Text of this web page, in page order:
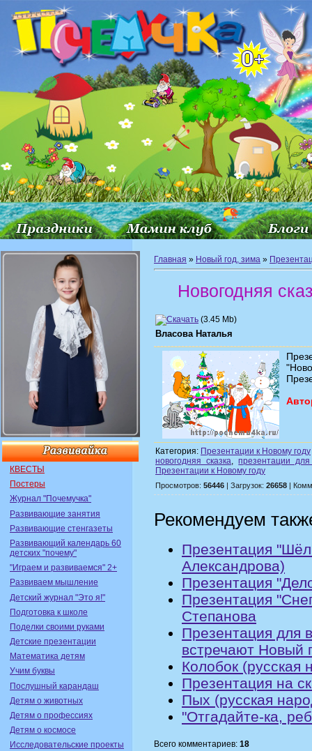
КВЕСТЫ
Постеры
Журнал "Почемучка"
Развивающие занятия
Развивающие стенгазеты
Развивающий календарь 60
детских "почему"
"Играем и развиваемся" 2+
Развиваем мышление
Детский журнал "Это я!"
Подготовка к школе
Поделки своими руками
Детские презентации
Математика детям
Учим буквы
Послушный карандаш
Детям о животных
Детям о профессиях
Детям о космосе
Исследовательские проекты
Главная » Новый год, зима »
Новогодняя
(3.45 Mb)
Власова Наталья
Категория: Презентации к Новому году
новогодняя сказка,презентации
Презентации к Новому году
Просмотров: 56446 | Загрузок: 26658 |
Рекомендуем
Презентация
Александрова)
Презентация
Презентация
Степанова
Презентация для
встречают Новый
Колобок (русская
Презентация на
Пых (русская
"Отгадайте-ка,
Всего комментариев: 18